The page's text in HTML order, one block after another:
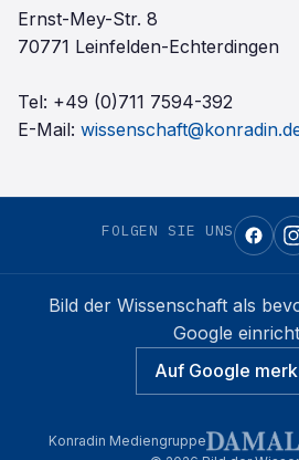
Ernst-Mey-Str. 8
70771 Leinfelden-Echterdingen
Tel: +49 (0)711 7594-392
E-Mail:
FOLGEN SIE UNS
Bild der Wissenschaft als
Google
Auf Google
Konradin Mediengruppe